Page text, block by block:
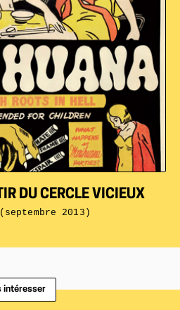
DU CERCLE VICIEUX
2013)
intéresser